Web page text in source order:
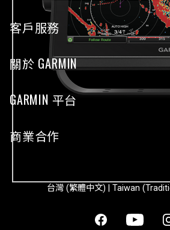
客戶服務
關於 GARMIN
GARMIN 平台
商業合作
台灣 (繁體中文) | Taiwan